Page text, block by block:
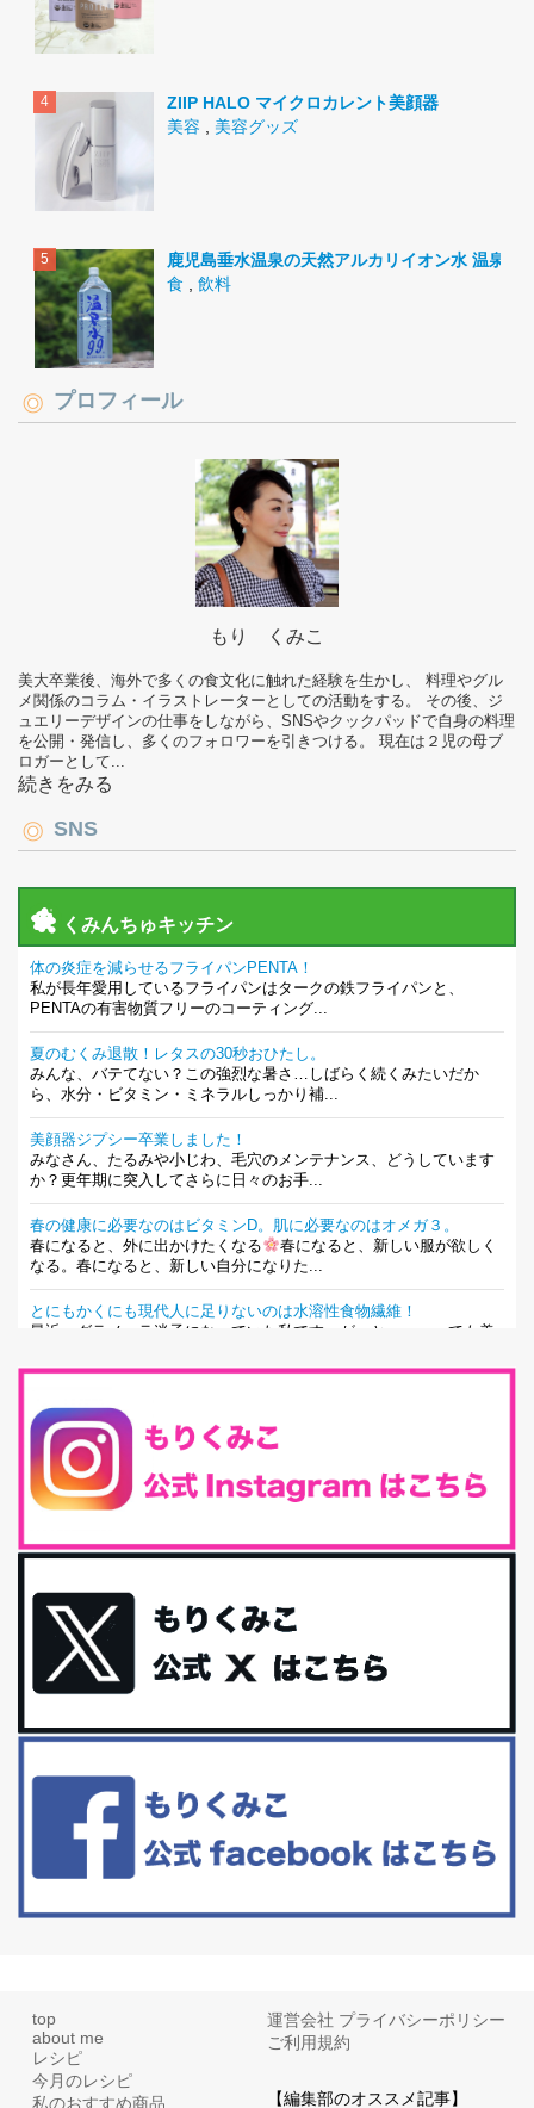
ZIIP HALO マイクロカレント美顔器
美容
美容グッズ
鹿児島垂水温泉の天然アルカリイオン水 温泉水
食
飲料
プロフィール
もり くみこ
美大卒業後、海外で多くの食文化に触れた経験を生かし、 料理やグル
メ関係のコラム・イラストレーターとしての活動をする。 その後、ジ
ュエリーデザインの仕事をしながら、SNSやクックパッドで自身の料理
を公開・発信し、多くのフォロワーを引きつける。 現在は２児の母ブ
ロガーとして...
続きをみる
SNS
くみんちゅキッチン
体の炎症を減らせるフライパンPENTA！
私が長年愛用しているフライパンはタークの鉄フライパンと、
PENTAの有害物質フリーのコーティング...
夏のむくみ退散！レタスの30秒おひたし。
みんな、バテてない？この強烈な暑さ…しばらく続くみたいだか
ら、水分・ビタミン・ミネラルしっかり補...
美顔器ジプシー卒業しました！
みなさん、たるみや小じわ、毛穴のメンテナンス、どうしています
か？更年期に突入してさらに日々のお手...
春の健康に必要なのはビタミンD。肌に必要なのはオメガ３。
春になると、外に出かけたくなる
春になると、新しい服が欲しく
なる。春になると、新しい自分になりた...
とにもかくにも現代人に足りないのは水溶性食物繊維！
最近、グラノーラ迷子になっていた私です。が、と〜〜〜っても美
腸内環境を整えることは、健康維持の中でいっちばん大事！だと私
は思っています。 ヒトの免...
iHerb特大セール終了間近！みんな何買う？
最近お風呂上がりの炭酸水をシリカシリカにしているんだけど確か
今回は、最近毎回定期的に購入している「楽天ふるさと納税」の返
礼品トップ５を紹介します。今までいろ...
更年期を穏やかに乗りきるために今できる５つのこと。
アラフィフからの体と心の整え方。 私も気づけばアラフィフ、これ
といった更年期症状はまだ...
白髪・美容・免疫力、現代人に足りないのは海藻！
リーブオイルorごま油をたらす。&n...
top
about me
レシピ
今月のレシピ
私のおすすめ商品
運営会社 プライバシーポリシー
ご利用規約
【編集部のオススメ記事】